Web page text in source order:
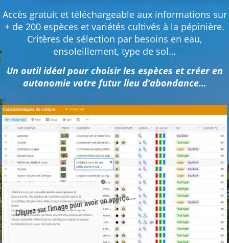
Accès gratuit et téléchargeable aux informations sur
+ de 200 espèces et variétés cultivés à la pépinière.
Critères de sélection par besoins en eau,
ensoleillement, type de sol…
Un outil idéal pour choisir les espèces et créer en
autonomie votre futur lieu d’abondance…
Cliquez sur l’image pour avoir un aperçu….